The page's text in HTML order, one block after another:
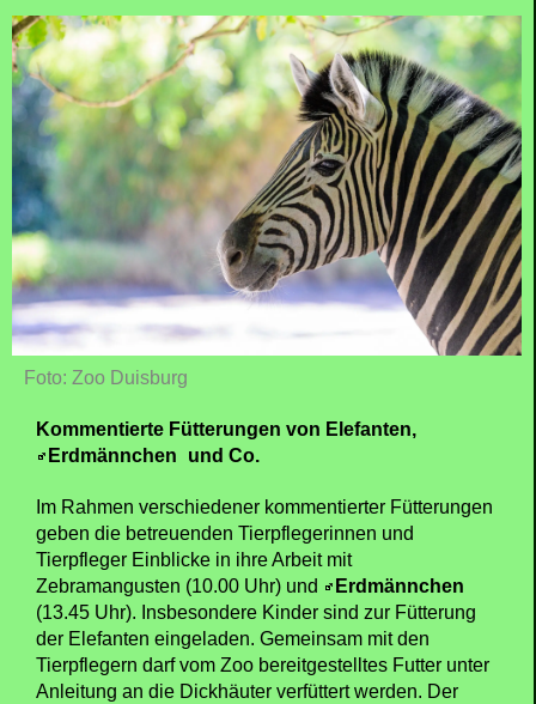
Foto: Zoo Duisburg
Kommentierte Fütterungen von Elefanten,
Erdmännchen
und Co.
Im Rahmen verschiedener kommentierter Fütterungen
geben die betreuenden Tierpflegerinnen und
Tierpfleger Einblicke in ihre Arbeit mit
Zebramangusten (10.00 Uhr) und
Erdmännchen
(13.45 Uhr). Insbesondere Kinder sind zur Fütterung
der Elefanten eingeladen. Gemeinsam mit den
Tierpflegern darf vom Zoo bereitgestelltes Futter unter
Anleitung an die Dickhäuter verfüttert werden. Der